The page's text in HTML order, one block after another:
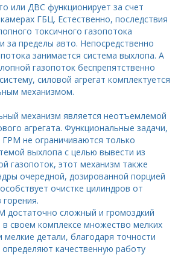
или ДВС функционирует за счет
ГБЦ. Естественно, последствия
токсичного газопотока
за пределы авто. Непосредственно
занимается система выхлопа. А
газопоток беспрепятственно
силовой агрегат комплектуется
механизмом.
механизм является неотъемлемой
агрегата. Функциональные задачи,
не ограничиваются только
выхлопа с целью вывести из
газопоток, этот механизм также
очередной, дозированной порцией
очистке цилиндров от
достаточно сложный и громоздкий
своем комплексе множество мелких
мелкие детали, благодаря точности
качественную работу